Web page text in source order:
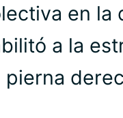
en la
a la
pierna